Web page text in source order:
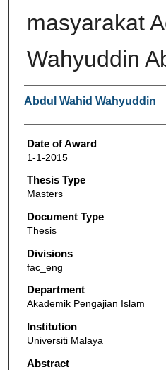
masyarakat
Wahyuddin
Author
Abdul Wahid Wahyuddin
Date of Award
1-1-2015
Thesis Type
Masters
Document Type
Thesis
Divisions
fac_eng
Department
Akademik Pengajian Islam
Institution
Universiti Malaya
Abstract